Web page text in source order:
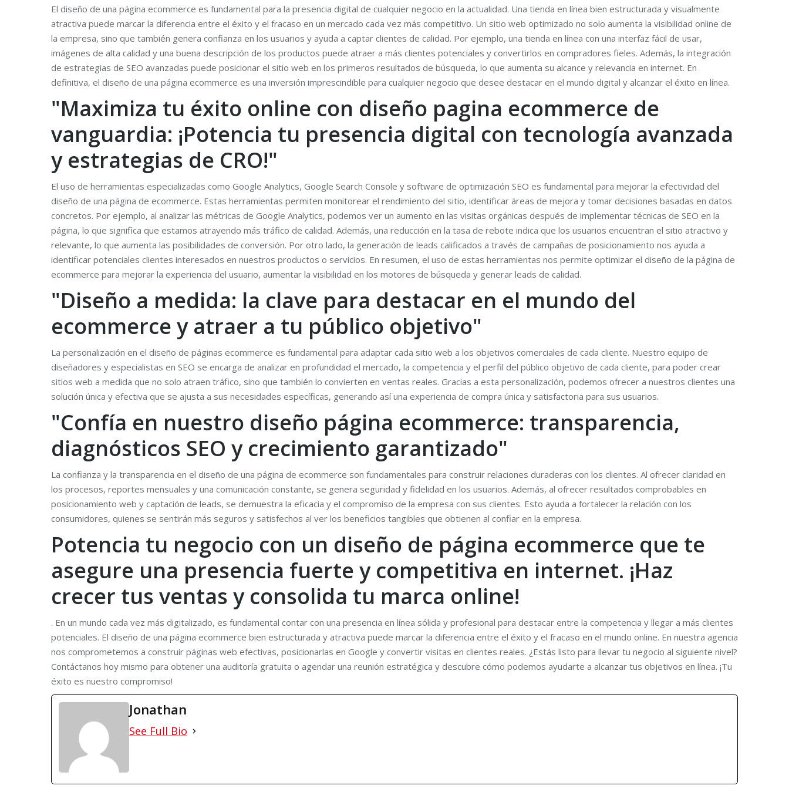
El diseño de una página ecommerce es fundamental para la presencia digital de cualquier negocio en la actualidad. Una tienda en línea bien estructurada y visualmente
atractiva puede marcar la diferencia entre el éxito y el fracaso en un mercado cada vez más competitivo. Un sitio web optimizado no solo aumenta la visibilidad online de
la empresa, sino que también genera confianza en los usuarios y ayuda a captar clientes de calidad. Por ejemplo, una tienda en línea con una interfaz fácil de usar,
imágenes de alta calidad y una buena descripción de los productos puede atraer a más clientes potenciales y convertirlos en compradores fieles. Además, la integración
de estrategias de SEO avanzadas puede posicionar el sitio web en los primeros resultados de búsqueda, lo que aumenta su alcance y relevancia en internet. En
definitiva, el diseño de una página ecommerce es una inversión imprescindible para cualquier negocio que desee destacar en el mundo digital y alcanzar el éxito en línea.
"Maximiza tu éxito online con diseño pagina ecommerce de
vanguardia: ¡Potencia tu presencia digital con tecnología avanzada
y estrategias de CRO!"
El uso de herramientas especializadas como Google Analytics, Google Search Console y software de optimización SEO es fundamental para mejorar la efectividad del
diseño de una página de ecommerce. Estas herramientas permiten monitorear el rendimiento del sitio, identificar áreas de mejora y tomar decisiones basadas en datos
concretos. Por ejemplo, al analizar las métricas de Google Analytics, podemos ver un aumento en las visitas orgánicas después de implementar técnicas de SEO en la
página, lo que significa que estamos atrayendo más tráfico de calidad. Además, una reducción en la tasa de rebote indica que los usuarios encuentran el sitio atractivo y
relevante, lo que aumenta las posibilidades de conversión. Por otro lado, la generación de leads calificados a través de campañas de posicionamiento nos ayuda a
identificar potenciales clientes interesados en nuestros productos o servicios. En resumen, el uso de estas herramientas nos permite optimizar el diseño de la página de
ecommerce para mejorar la experiencia del usuario, aumentar la visibilidad en los motores de búsqueda y generar leads de calidad.
"Diseño a medida: la clave para destacar en el mundo del
ecommerce y atraer a tu público objetivo"
La personalización en el diseño de páginas ecommerce es fundamental para adaptar cada sitio web a los objetivos comerciales de cada cliente. Nuestro equipo de
diseñadores y especialistas en SEO se encarga de analizar en profundidad el mercado, la competencia y el perfil del público objetivo de cada cliente, para poder crear
sitios web a medida que no solo atraen tráfico, sino que también lo convierten en ventas reales. Gracias a esta personalización, podemos ofrecer a nuestros clientes una
solución única y efectiva que se ajusta a sus necesidades específicas, generando así una experiencia de compra única y satisfactoria para sus usuarios.
"Confía en nuestro diseño página ecommerce: transparencia,
diagnósticos SEO y crecimiento garantizado"
La confianza y la transparencia en el diseño de una página de ecommerce son fundamentales para construir relaciones duraderas con los clientes. Al ofrecer claridad en
los procesos, reportes mensuales y una comunicación constante, se genera seguridad y fidelidad en los usuarios. Además, al ofrecer resultados comprobables en
posicionamiento web y captación de leads, se demuestra la eficacia y el compromiso de la empresa con sus clientes. Esto ayuda a fortalecer la relación con los
consumidores, quienes se sentirán más seguros y satisfechos al ver los beneficios tangibles que obtienen al confiar en la empresa.
Potencia tu negocio con un diseño de página ecommerce que te
asegure una presencia fuerte y competitiva en internet. ¡Haz
crecer tus ventas y consolida tu marca online!
. En un mundo cada vez más digitalizado, es fundamental contar con una presencia en línea sólida y profesional para destacar entre la competencia y llegar a más clientes
potenciales. El diseño de una página ecommerce bien estructurada y atractiva puede marcar la diferencia entre el éxito y el fracaso en el mundo online. En nuestra agencia
nos comprometemos a construir páginas web efectivas, posicionarlas en Google y convertir visitas en clientes reales. ¿Estás listo para llevar tu negocio al siguiente nivel?
Contáctanos hoy mismo para obtener una auditoría gratuita o agendar una reunión estratégica y descubre cómo podemos ayudarte a alcanzar tus objetivos en línea. ¡Tu
éxito es nuestro compromiso!
Jonathan
See Full Bio